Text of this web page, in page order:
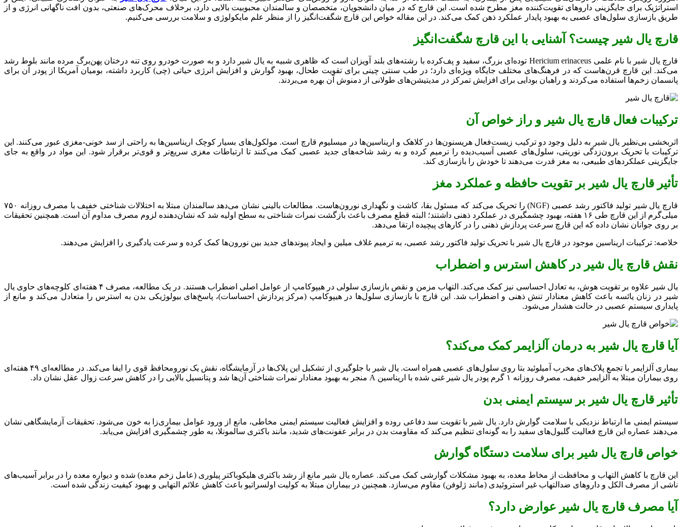
استراتژیک برای جایگزینی داروهای تقویت‌کننده مغز مطرح شده است. این قارچ که در میان دانشجویان، متخصصان و سالمندان محبوبیت بالایی دارد، برخلاف محرک‌های صنعتی، بدون افت ناگهانی انرژی و از
طریق بازسازی سلول‌های عصبی به بهبود پایدار عملکرد ذهن کمک می‌کند. در این مقاله خواص این قارچ شگفت‌انگیز را از منظر علم مایکولوژی و سلامت بررسی می‌کنیم.
قارچ یال شیر چیست؟ آشنایی با این قارچ شگفت‌انگیز
قارچ یال شیر با نام علمی Hericium erinaceus توده‌ای بزرگ، سفید و پف‌کرده با رشته‌های بلند آویزان است که ظاهری شبیه به یال شیر دارد و به صورت خودرو روی تنه درختان پهن‌برگ مرده مانند بلوط رشد
می‌کند. این قارچ قرن‌هاست که در فرهنگ‌های مختلف جایگاه ویژه‌ای دارد؛ در طب سنتی چینی برای تقویت طحال، بهبود گوارش و افزایش انرژی حیاتی (چی) کاربرد داشته، بومیان آمریکا از پودر آن برای
پانسمان زخم‌ها استفاده می‌کردند و راهبان بودایی برای افزایش تمرکز در مدیتیشن‌های طولانی از دمنوش آن بهره می‌بردند.
ترکیبات فعال قارچ یال شیر و راز خواص آن
اثربخشی بی‌نظیر یال شیر به دلیل وجود دو ترکیب زیست‌فعال هریسنون‌ها در کلاهک و اریناسین‌ها در میسلیوم قارچ است. مولکول‌های بسیار کوچک اریناسین‌ها به راحتی از سد خونی-مغزی عبور می‌کنند. این
ترکیبات با تحریک برون‌زدگی نوریتی، سلول‌های عصبی آسیب‌دیده را ترمیم کرده و به رشد شاخه‌های جدید عصبی کمک می‌کنند تا ارتباطات مغزی سریع‌تر و قوی‌تر برقرار شود. این مواد در واقع به جای
جایگزینی عملکردهای طبیعی، به مغز قدرت می‌دهند تا خودش را بازسازی کند.
تأثیر قارچ یال شیر بر تقویت حافظه و عملکرد مغز
قارچ یال شیر تولید فاکتور رشد عصبی (NGF) را تحریک می‌کند که مسئول بقا، کاشت و نگهداری نورون‌هاست. مطالعات بالینی نشان می‌دهد سالمندان مبتلا به اختلالات شناختی خفیف با مصرف روزانه ۷۵۰
میلی‌گرم از این قارچ طی ۱۶ هفته، بهبود چشمگیری در عملکرد ذهنی داشتند؛ البته قطع مصرف باعث بازگشت نمرات شناختی به سطح اولیه شد که نشان‌دهنده لزوم مصرف مداوم آن است. همچنین تحقیقات
بر روی جوانان نشان داده که این قارچ سرعت پردازش ذهنی را در کارهای پیچیده ارتقا می‌دهد.
خلاصه: ترکیبات اریناسین موجود در قارچ یال شیر با تحریک تولید فاکتور رشد عصبی، به ترمیم غلاف میلین و ایجاد پیوندهای جدید بین نورون‌ها کمک کرده و سرعت یادگیری را افزایش می‌دهند.
نقش قارچ یال شیر در کاهش استرس و اضطراب
یال شیر علاوه بر تقویت هوش، به تعادل احساسی نیز کمک می‌کند. التهاب مزمن و نقص بازسازی سلولی در هیپوکامپ از عوامل اصلی اضطراب هستند. در یک مطالعه، مصرف ۴ هفته‌ای کلوچه‌های حاوی یال
شیر در زنان یائسه باعث کاهش معنادار تنش ذهنی و اضطراب شد. این قارچ با بازسازی سلول‌ها در هیپوکامپ (مرکز پردازش احساسات)، پاسخ‌های بیولوژیکی بدن به استرس را متعادل می‌کند و مانع از
پایداری سیستم عصبی در حالت هشدار می‌شود.
آیا قارچ یال شیر به درمان آلزایمر کمک می‌کند؟
بیماری آلزایمر با تجمع پلاک‌های مخرب آمیلوئید بتا روی سلول‌های عصبی همراه است. یال شیر با جلوگیری از تشکیل این پلاک‌ها در آزمایشگاه، نقش یک نورومحافظ قوی را ایفا می‌کند. در مطالعه‌ای ۴۹ هفته‌ای
روی بیماران مبتلا به آلزایمر خفیف، مصرف روزانه ۱ گرم پودر یال شیر غنی شده با اریناسین A منجر به بهبود معنادار نمرات شناختی آن‌ها شد و پتانسیل بالایی را در کاهش سرعت زوال عقل نشان داد.
تأثیر قارچ یال شیر بر سیستم ایمنی بدن
سیستم ایمنی ما ارتباط نزدیکی با سلامت گوارش دارد. یال شیر با تقویت سد دفاعی روده و افزایش فعالیت سیستم ایمنی مخاطی، مانع از ورود عوامل بیماری‌زا به خون می‌شود. تحقیقات آزمایشگاهی نشان
می‌دهند عصاره این قارچ فعالیت گلبول‌های سفید را به گونه‌ای تنظیم می‌کند که مقاومت بدن در برابر عفونت‌های شدید، مانند باکتری سالمونلا، به طور چشمگیری افزایش می‌یابد.
خواص قارچ یال شیر برای سلامت دستگاه گوارش
این قارچ با کاهش التهاب و محافظت از مخاط معده، به بهبود مشکلات گوارشی کمک می‌کند. عصاره یال شیر مانع از رشد باکتری هلیکوباکتر پیلوری (عامل زخم معده) شده و دیواره معده را در برابر آسیب‌های
ناشی از مصرف الکل و داروهای ضدالتهاب غیر استروئیدی (مانند ژلوفن) مقاوم می‌سازد. همچنین در بیماران مبتلا به کولیت اولسراتیو باعث کاهش علائم التهابی و بهبود کیفیت زندگی شده است.
آیا مصرف قارچ یال شیر عوارض دارد؟